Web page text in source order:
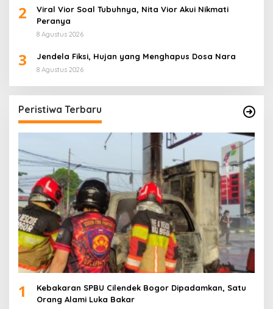
2
Viral Vior Soal Tubuhnya, Nita Vior Akui Nikmati
Peranya
8 Agustus 2026
3 Jendela Fiksi, Hujan yang Menghapus Dosa Nara
8 Agustus 2026
Peristiwa Terbaru
1
Kebakaran SPBU Cilendek Bogor Dipadamkan, Satu
Orang Alami Luka Bakar